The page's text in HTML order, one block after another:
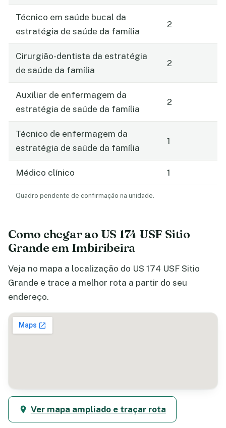
Técnico em saúde bucal da
estratégia de saúde da família
2
Cirurgião-dentista da estratégia
de saúde da família
2
Auxiliar de enfermagem da
estratégia de saúde da família
2
Técnico de enfermagem da
estratégia de saúde da família
1
Médico clínico 1
Quadro pendente de confirmação na unidade.
Como chegar ao US 174 USF Sitio
Grande em Imbiribeira
Veja no mapa a localização do US 174 USF Sitio
Grande e trace a melhor rota a partir do seu
endereço.
Ver mapa ampliado e traçar rota